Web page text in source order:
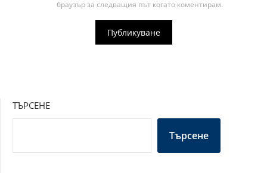
браузър за следващия път когато коментирам.
ТЪРСЕНЕ
Търсене